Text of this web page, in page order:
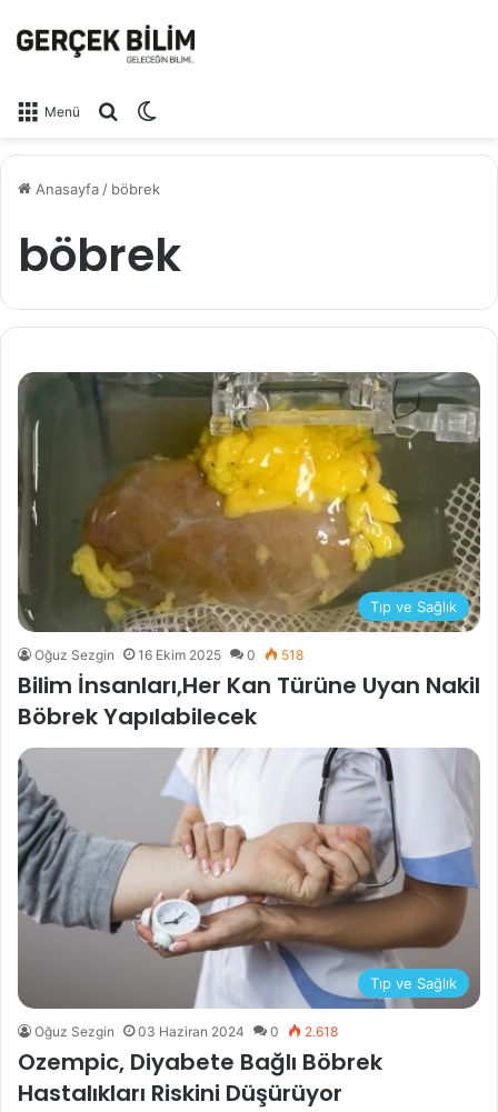
Menü Arama yap ...
Anasayfa / böbrek
böbrek
Tıp ve Sağlık
Oğuz Sezgin 16 Ekim 2025 0 518
Bilim İnsanları,Her Kan Türüne Uyan Nakil
Böbrek Yapılabilecek
Tıp ve Sağlık
Oğuz Sezgin 03 Haziran 2024 0 2.618
Ozempic, Diyabete Bağlı Böbrek
Hastalıkları Riskini Düşürüyor